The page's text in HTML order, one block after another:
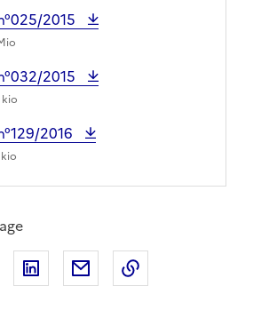
2015
2015
kio
2016
sur Facebook
Partager sur XPartager sur LinkedIn
Partager par email